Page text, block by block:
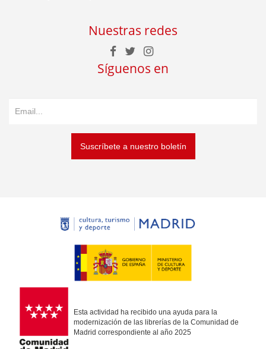
Nuestras redes
Síguenos en
Suscríbete a nuestro boletín
Esta actividad ha recibido una ayuda para la
modernización de las librerías de la Comunidad de
Madrid correspondiente al año 2025